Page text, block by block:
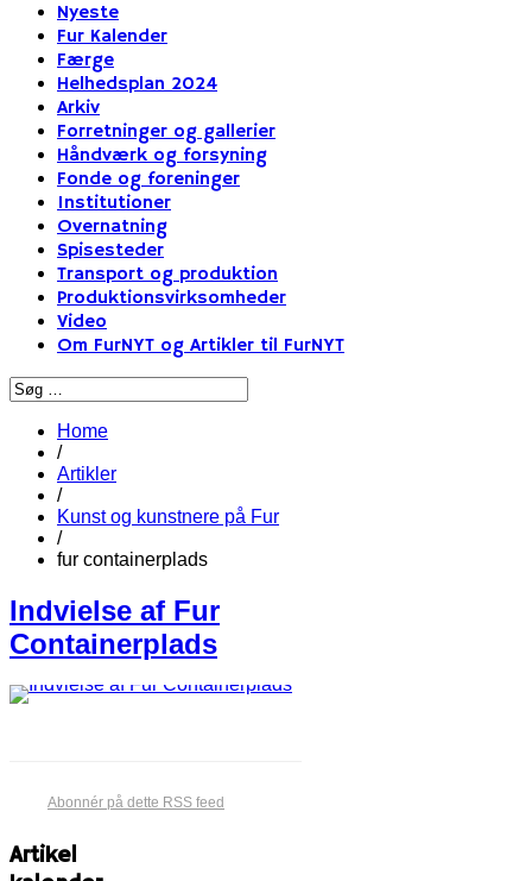
Nyeste
Fur Kalender
Færge
Helhedsplan 2024
Arkiv
Forretninger og gallerier
Håndværk og forsyning
Fonde og foreninger
Institutioner
Overnatning
Spisesteder
Transport og produktion
Produktionsvirksomheder
Video
Om FurNYT og Artikler til FurNYT
Home
/
Artikler
/
Kunst og kunstnere på Fur
/
fur containerplads
Indvielse af Fur
Containerplads
Abonnér på dette RSS feed
Artikel